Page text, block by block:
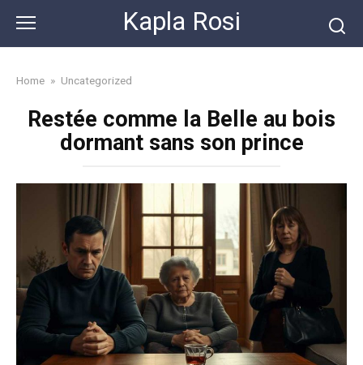
content
Kapla Rosi
Home » Uncategorized
Restée comme la Belle au bois
dormant sans son prince